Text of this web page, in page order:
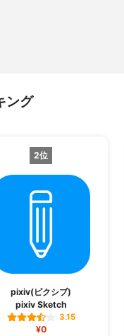
ング
2位
pixiv(ピクシブ)
pixiv Sketch
3.15
¥0